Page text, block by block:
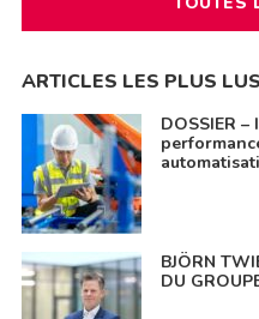
ARTICLES LES PLUS LUS
DOSSIER
BJÖRN
DU